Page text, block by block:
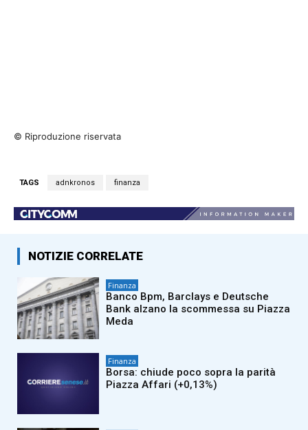
© Riproduzione riservata
TAGS adnkronos finanza
NOTIZIE CORRELATE
Finanza
Banco Bpm, Barclays e Deutsche
Bank alzano la scommessa su Piazza
Meda
Finanza
Borsa: chiude poco sopra la parità
Piazza Affari (+0,13%)